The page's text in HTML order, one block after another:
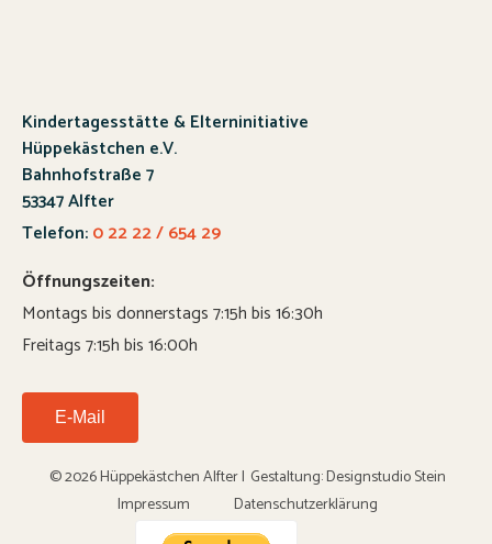
Kindertagesstätte & Elterninitiative
Hüppekästchen e.V.
Bahnhofstraße 7
53347 Alfter
Telefon:0 22 22 / 654 29
Öffnungszeiten:
Montags bis donnerstags 7:15h bis 16:30h
Freitags 7:15h bis 16:00h
E-Mail
© 2026 Hüppekästchen Alfter | Gestaltung:Designstudio Stein
Impressum
Datenschutzerklärung